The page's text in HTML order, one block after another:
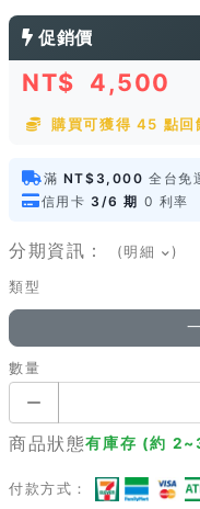
促銷價
NT$ 4,500
購買可獲得 45 點回
滿 NT$3,000 全台免
信用卡 3/6 期 0 利率
分期資訊： (明細 )
類型
數量
商品狀態有庫存 (約
付款方式：